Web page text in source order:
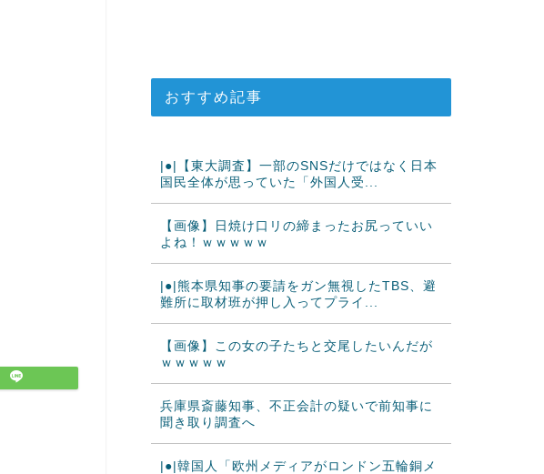
おすすめ記事
|●|【東大調査】一部のSNSだけではなく日本
国民全体が思っていた「外国人受...
【画像】日焼け口リの締まったお尻っていい
よね！ｗｗｗｗｗ
|●|熊本県知事の要請をガン無視したTBS、避
難所に取材班が押し入ってプライ...
【画像】この女の子たちと交尾したいんだが
ｗｗｗｗｗ
兵庫県斎藤知事、不正会計の疑いで前知事に
聞き取り調査へ
|●|韓国人「欧州メディアがロンドン五輪銅メ